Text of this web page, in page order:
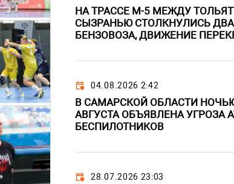
НА ТРАССЕ М-5 МЕЖДУ
СЫЗРАНЬЮ СТОЛКНУЛИСЬ ДВА
БЕНЗОВОЗА, ДВИЖЕНИЕ
04.08.2026 2:42
В САМАРСКОЙ ОБЛАСТИ
АВГУСТА ОБЪЯВЛЕНА УГРОЗА
БЕСПИЛОТНИКОВ
28.07.2026 23:03